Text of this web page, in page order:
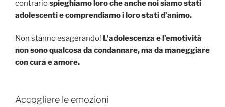
contrariospieghiamo loro che anche noi siamo stati
adolescenti e comprendiamo i loro stati d’animo.
Non stanno esagerando! L’adolescenza e l’emotività
non sono qualcosa da condannare, ma da maneggiare
con cura e amore.
Accogliere le emozioni